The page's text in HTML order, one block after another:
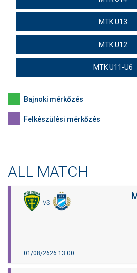
MTK U13
MTK U12
MTK U11-U6
Bajnoki mérkőzés
Felkészülési mérkőzés
ALL MATCH
01/08/2626 13:00
VS